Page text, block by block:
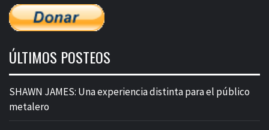
ÚLTIMOS POSTEOS
SHAWN JAMES: Una experiencia distinta para el público
metalero